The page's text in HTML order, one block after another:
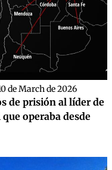
de March de 2026
de prisión al líder de
operaba desde